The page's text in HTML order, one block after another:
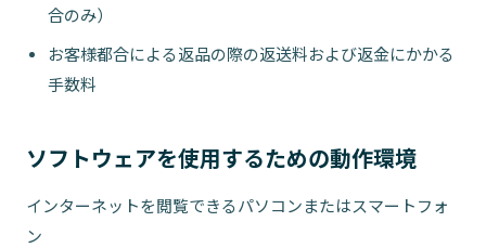
合のみ）
お客様都合による返品の際の返送料および返金にかかる
手数料
ソフトウェアを使用するための動作環境
インターネットを閲覧できるパソコンまたはスマートフォ
ン